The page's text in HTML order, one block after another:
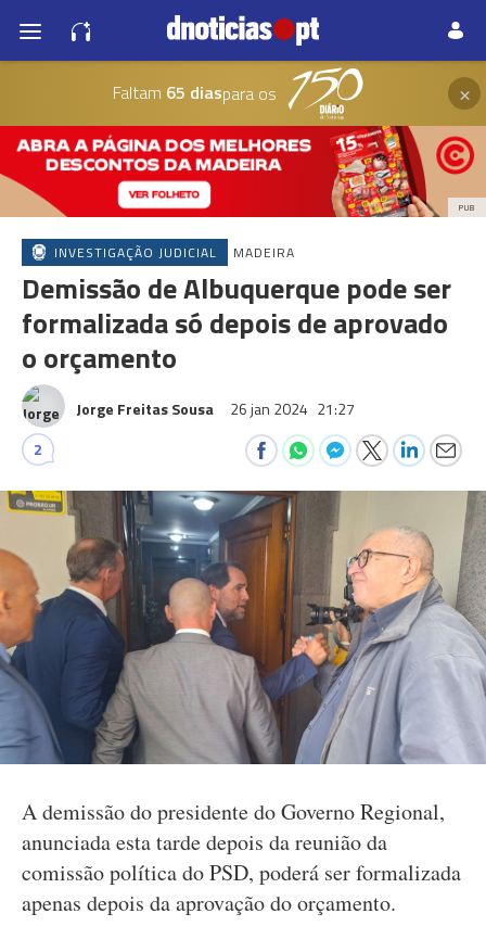
Faltam 65 diaspara os ×
PUB
INVESTIGAÇÃO JUDICIAL MADEIRA
Demissão de Albuquerque pode ser
formalizada só depois de aprovado
o orçamento
Jorge Freitas Sousa 26 jan 2024 21:27
2
A demissão do presidente do Governo Regional,
anunciada esta tarde depois da reunião da
comissão política do PSD, poderá ser formalizada
apenas depois da aprovação do orçamento.